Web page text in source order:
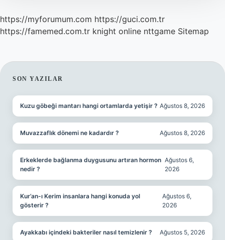
https://myforumum.com https://guci.com.tr
https://famemed.com.tr knight online nttgame Sitemap
SIDEBAR
SON YAZILAR
Kuzu göbeği mantarı hangi ortamlarda yetişir ? Ağustos 8, 2026
Muvazzaflık dönemi ne kadardır ? Ağustos 8, 2026
Erkeklerde bağlanma duygusunu artıran hormon
nedir ?
Ağustos 6,
2026
Kur’an-ı Kerim insanlara hangi konuda yol
gösterir ?
Ağustos 6,
2026
Ayakkabı içindeki bakteriler nasıl temizlenir ? Ağustos 5, 2026